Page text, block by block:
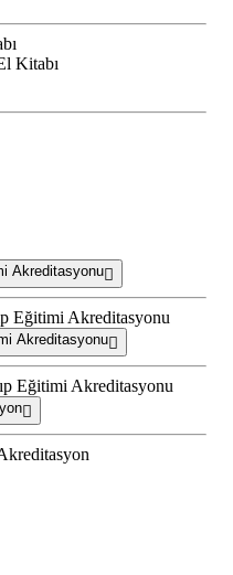
Kitabı
Akreditasyonu
Eğitimi Akreditasyonu
Akreditasyonu
Eğitimi Akreditasyonu